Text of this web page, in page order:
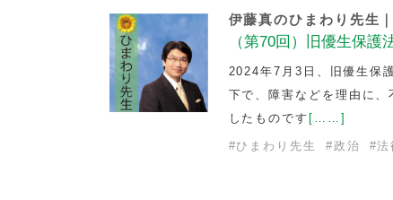
伊藤真のひまわり先生
（第70回）旧優生保護
2024年7月3日、旧優生保
下で、障害などを理由に
したものです [……]
#ひまわり先生 #政治 #法